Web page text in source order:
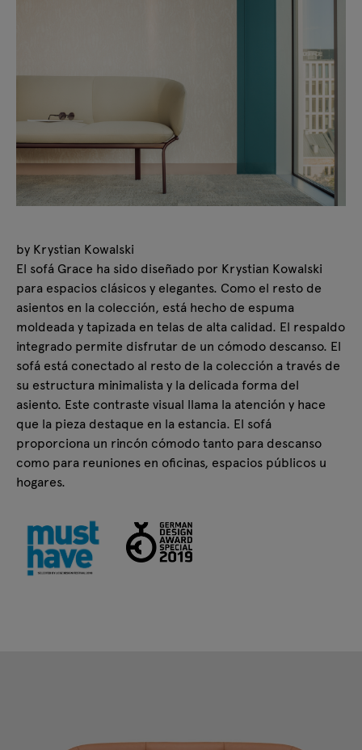
by Krystian Kowalski
El sofá Grace ha sido diseñado por Krystian Kowalski
para espacios clásicos y elegantes. Como el resto de
asientos en la colección, está hecho de espuma
moldeada y tapizada en telas de alta calidad. El respaldo
integrado permite disfrutar de un cómodo descanso. El
sofá está conectado al resto de la colección a través de
su estructura minimalista y la delicada forma del
asiento. Este contraste visual llama la atención y hace
que la pieza destaque en la estancia. El sofá
proporciona un rincón cómodo tanto para descanso
como para reuniones en oficinas, espacios públicos u
hogares.